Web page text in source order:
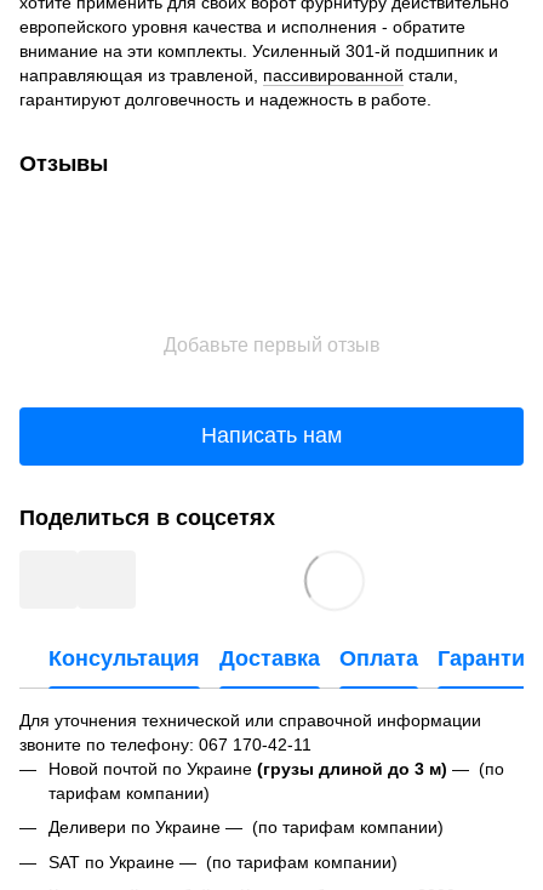
европейского уровня качества и исполнения - обратите
внимание на эти комплекты. Усиленный 301-й подшипник и
направляющая из травленой, пассивированной стали,
гарантируют долговечность и надежность в работе.
Отзывы
Добавьте первый отзыв
Написать нам
Поделиться в соцсетях
Консультация Доставка Оплата Гарантия
Для уточнения технической или справочной информации
звоните по телефону: 067 170-42-11
Новой почтой по Украине (грузы длиной до 3 м) — (по
тарифам компании)
Деливери по Украине — (по тарифам компании)
SAT по Украине — (по тарифам компании)